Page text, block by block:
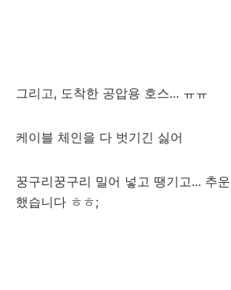
그리고, 도착한 공압용 호스... ㅠㅠ
케이블 체인을 다 벗기긴 싫어
꿍구리꿍구리 밀어 넣고 땡기고... 추
했습니다 ㅎㅎ;